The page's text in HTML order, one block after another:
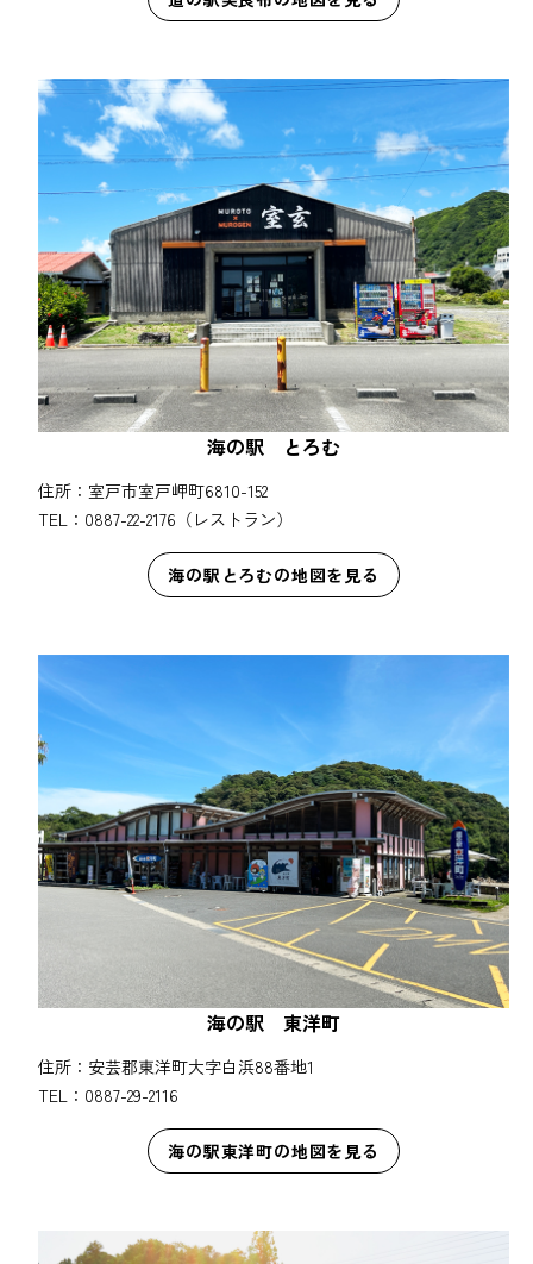
海の駅 とろむ
住所：室戸市室戸岬町6810-152
TEL：0887-22-2176（レストラン）
海の駅とろむの地図を見る
海の駅 東洋町
住所：安芸郡東洋町大字白浜88番地1
TEL：0887-29-2116
海の駅東洋町の地図を見る